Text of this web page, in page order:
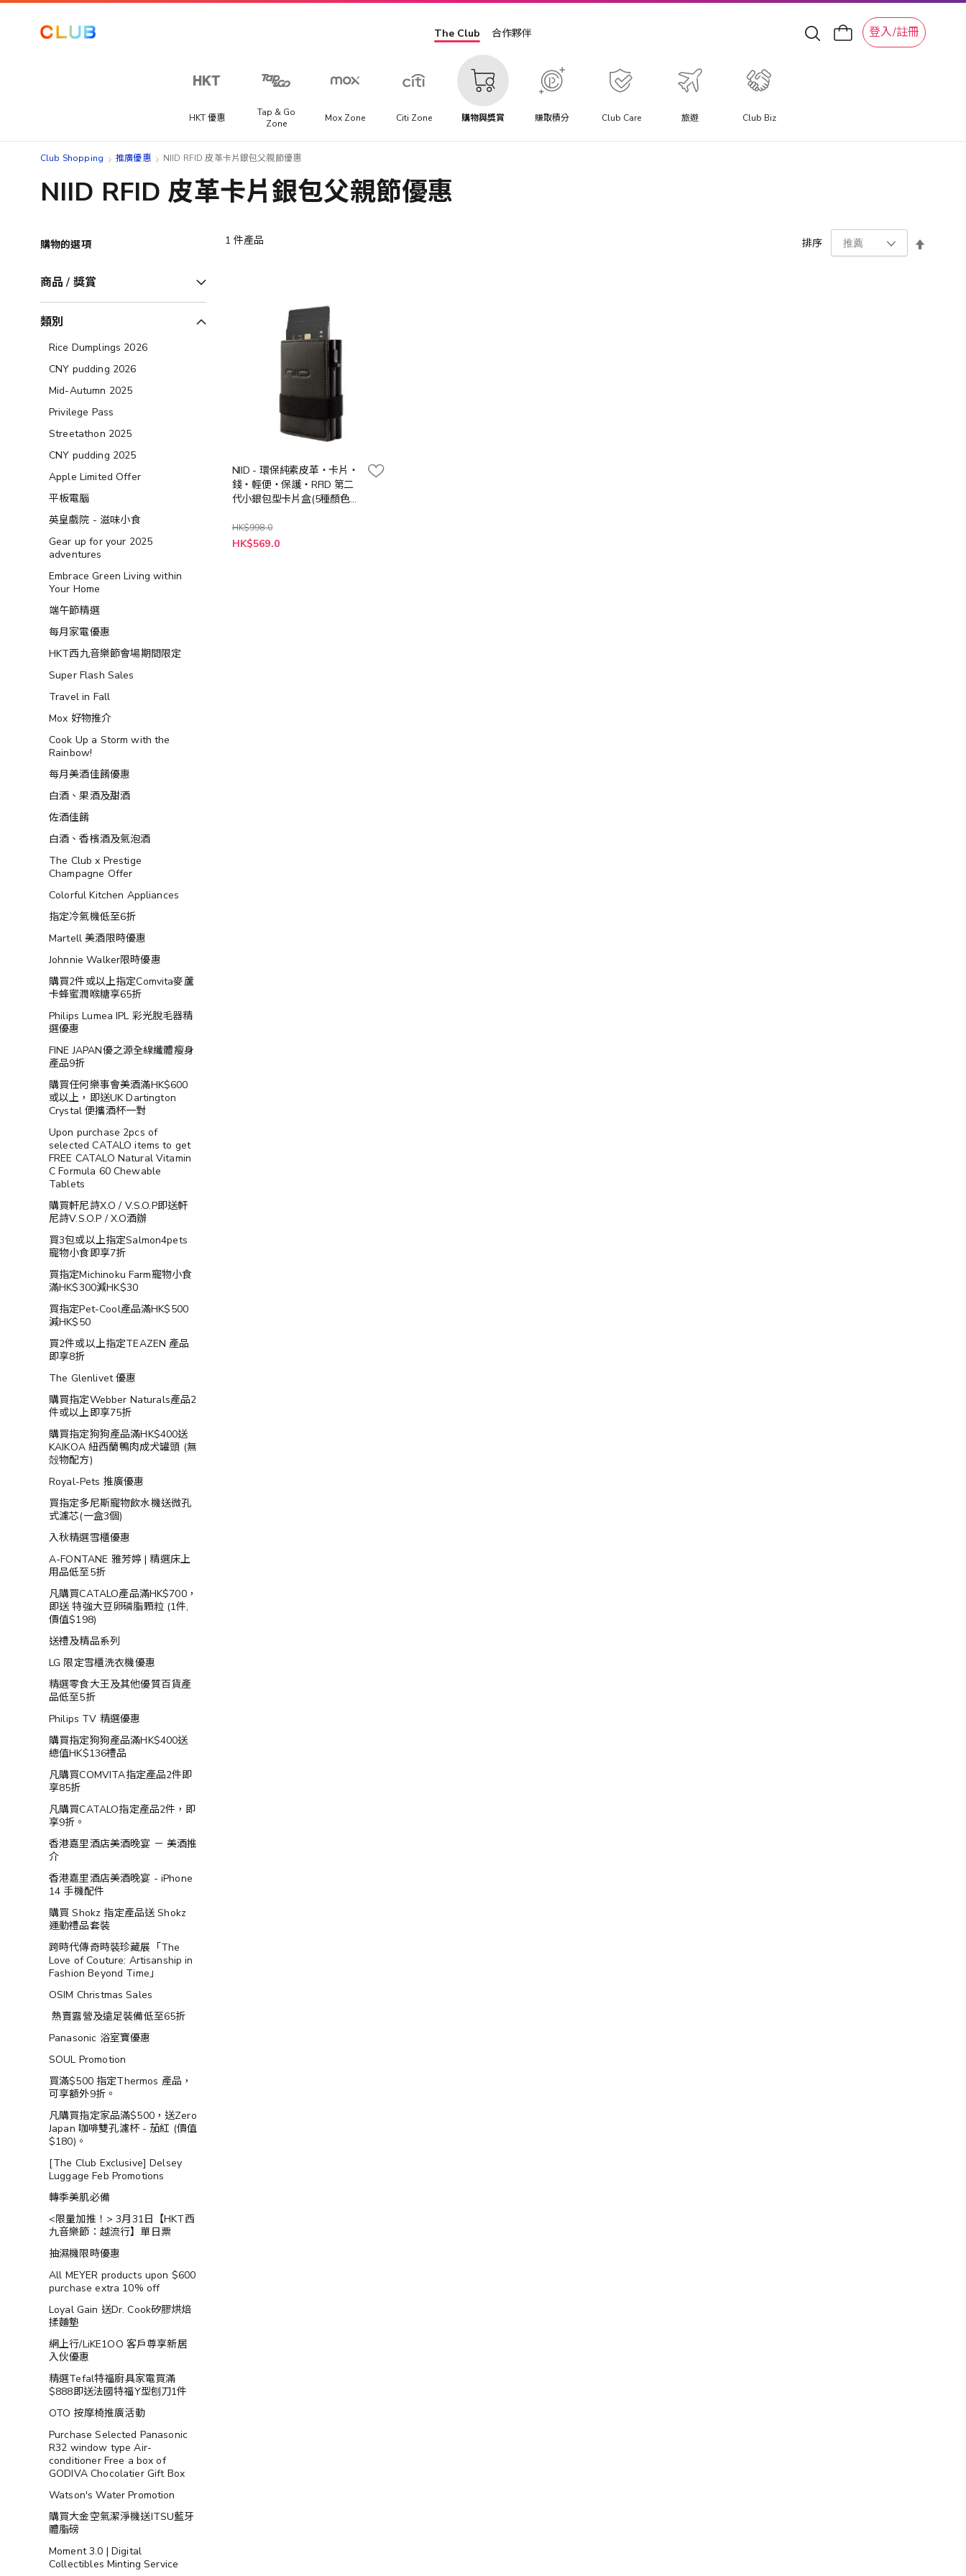
The Club 合作夥伴 登入/註冊
HKT 優惠
Tap & Go
Zone
Mox Zone Citi Zone 購物與獎賞 賺取積分 Club Care 旅遊 Club Biz
Club Shopping 推廣優惠 NIID RFID 皮革卡片銀包父親節優惠
NIID RFID 皮革卡片銀包父親節優惠
1 件產品 排序
NIID - 環保純素皮革‧卡片‧
錢‧輕便‧保護‧RFID 第二
代小銀包型卡片盒(5種顏色選
HK$998.0
HK$569.0
購物的選項
商品 / 獎賞
類別
Rice Dumplings 2026
CNY pudding 2026
Mid-Autumn 2025
Privilege Pass
Streetathon 2025
CNY pudding 2025
Apple Limited Offer
平板電腦
英皇戲院 - 滋味小食
Gear up for your 2025
adventures
Embrace Green Living within
Your Home
端午節精選
每月家電優惠
HKT西九音樂節會場期間限定
Super Flash Sales
Travel in Fall
Mox 好物推介
Cook Up a Storm with the
Rainbow!
每月美酒佳餚優惠
白酒、果酒及甜酒
佐酒佳餚
白酒、香檳酒及氣泡酒
The Club x Prestige
Champagne Offer
Colorful Kitchen Appliances
指定冷氣機低至6折
Martell 美酒限時優惠
Johnnie Walker限時優惠
購買2件或以上指定Comvita麥蘆
卡蜂蜜潤喉糖享65折
Philips Lumea IPL 彩光脫毛器精
選優惠
FINE JAPAN優之源全線纖體瘦身
產品9折
購買任何樂事會美酒滿HK$600
或以上，即送UK Dartington
Crystal 便攜酒杯一對
Upon purchase 2pcs of
selected CATALO items to get
FREE CATALO Natural Vitamin
C Formula 60 Chewable
Tablets
購買軒尼詩X.O / V.S.O.P即送軒
尼詩V.S.O.P / X.O酒辦
買3包或以上指定Salmon4pets
寵物小食即享7折
買指定Michinoku Farm寵物小食
滿HK$300減HK$30
買指定Pet-Cool產品滿HK$500
減HK$50
買2件或以上指定TEAZEN 產品
即享8折
The Glenlivet 優惠
購買指定Webber Naturals產品2
件或以上即享75折
購買指定狗狗產品滿HK$400送
KAIKOA 紐西蘭鴨肉成犬罐頭 (無
殻物配方)
Royal-Pets 推廣優惠
買指定多尼斯寵物飲水機送微孔
式濾芯(一盒3個)
入秋精選雪櫃優惠
A-FONTANE 雅芳婷 | 精選床上
用品低至5折
凡購買CATALO產品滿HK$700，
即送 特強大豆卵磷脂顆粒 (1件,
價值$198)
送禮及精品系列
LG 限定雪櫃洗衣機優惠
精選零食大王及其他優質百貨產
品低至5折
Philips TV 精選優惠
購買指定狗狗產品滿HK$400送
總值HK$136禮品
凡購買COMVITA指定產品2件即
享85折
凡購買CATALO指定產品2件，即
享9折。
香港嘉里酒店美酒晚宴 － 美酒推
介
香港嘉里酒店美酒晚宴 - iPhone
14 手機配件
購買 Shokz 指定產品送 Shokz
運動禮品套裝
跨時代傳奇時裝珍藏展「The
Love of Couture: Artisanship in
Fashion Beyond Time」
OSIM Christmas Sales
熱賣露營及遠足裝備低至65折
Panasonic 浴室寶優惠
SOUL Promotion
買滿$500 指定Thermos 產品，
可享額外9折。
凡購買指定家品滿$500，送Zero
Japan 咖啡雙孔濾杯 - 茄紅 (價值
$180)。
[The Club Exclusive] Delsey
Luggage Feb Promotions
轉季美肌必備
<限量加推！> 3月31日【HKT西
九音樂節：越流行】單日票
抽濕機限時優惠
All MEYER products upon $600
purchase extra 10% off
Loyal Gain 送Dr. Cook矽膠烘焙
揉麵墊
網上行/LiKE1OO 客戶尊享新居
入伙優惠
精選Tefal特福廚具家電買滿
$888即送法國特福Y型刨刀1件
OTO 按摩椅推廣活動
Purchase Selected Panasonic
R32 window type Air-
conditioner Free a box of
GODIVA Chocolatier Gift Box
Watson's Water Promotion
購買大金空氣潔淨機送ITSU藍牙
體脂磅
Moment 3.0 | Digital
Collectibles Minting Service